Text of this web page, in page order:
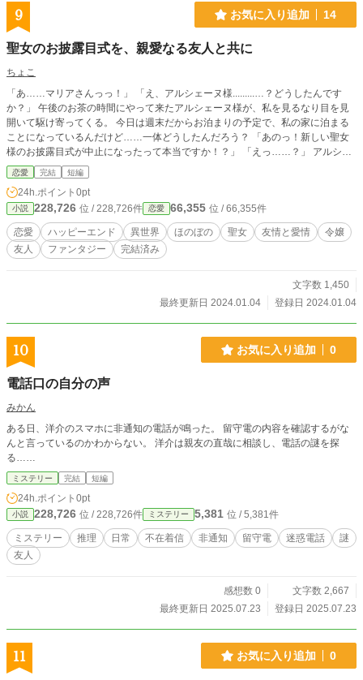
9 お気に入り追加 14
聖女のお披露目式を、親愛なる友人と共に
ちょこ
「あ……マリアさんっっ！」 「え、アルシェーヌ様.........…？どうしたんです
か？」 午後のお茶の時間にやって来たアルシェーヌ様が、私を見るなり目を見
開いて駆け寄ってくる。 今日は週末だからお泊まりの予定で、私の家に泊まる
ことになっているんだけど……一体どうしたんだろう？ 「あのっ！新しい聖女
様のお披露目式が中止になったって本当ですか！？」 「えっ……？」 アルシェ
ーヌ様の勢いに押されながら答える。 あ、やっぱりそういう話が広まったのか
な？ 先日、王城で発表された、私が正式に聖女となったお披露目式の中止。 王
妃様や王子殿下に反発して……みたいな噂も出回っていたから、アルシェーヌ様
も知ってるんだとは思っていたけど……まさか本当だと思われてるなんてびっく
りだよ。 「えっと……お披露目式が中止になったのは本当ですけれど……正式
な発表はありましたし、延期ですよ？」 “延期”と聞いてアルシェーヌ様が不思議
そうに首を傾げる。 そっか、まだ知らないんだ。 「まだ正式ではありません
んですよ」 「あ、なるほど。じゃあマリアさんが聖女になるのも延期なのです
か？」 「それは……どうでしょう？私は正式に決まったわけじゃないの
準で選ばれるのか明確になっていない。 ただ聖女ってお仕事が女神様の愛し子
を補佐するためにあるから、すでにそのお仕事に就いている人は除外されるんじ
ゃないかっていうのは、なんとなく分かるけど……。 「あれ？でもマリアさん
は愛し子様ですよね？」 アルシェーヌ様が不思議そうに首を傾げる。 そう、
私……というか神様からの“神託”を受けた私は、『女神様の愛し子』として既に
ゃないから、正式な発表があるまではまだ聖女じゃないわけだよ。
恋愛 完結 短編
24h.ポイント 0pt
小説 228,726 位 / 228,726件 恋愛 66,355 位 / 66,355件
恋愛 ハッピーエンド 異世界 ほのぼの 聖女 友情と愛情
令嬢
友人
ファンタジー 完結済み
文字数 1,450
最終更新日 2024.01.04
登録日 2024.01.04
10 お気に入り追加 0
電話口の自分の声
みかん
ある日、洋介のスマホに非通知の電話が鳴った。 留守電の内容を確認するがな
んと言っているのかわからない。 洋介は親友の直哉に相談し、電話の謎を探
る……
ミステリー 完結 短編
24h.ポイント 0pt
小説 228,726 位 / 228,726件 ミステリー 5,381 位 / 5,381件
ミステリー 推理 日常 不在着信 非通知 留守電 迷惑電話
謎
友人
感想数 0
文字数 2,667
最終更新日 2025.07.23
登録日 2025.07.23
11 お気に入り追加 0